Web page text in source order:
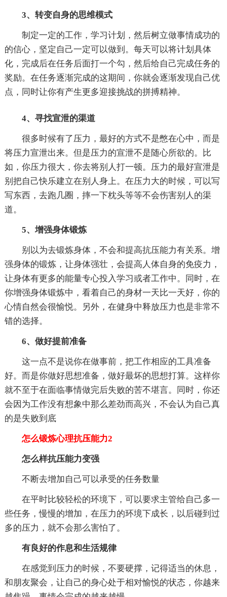
3、转变自身的思维模式
制定一定的工作，学习计划，然后树立做事情成功的
的信心，坚定自己一定可以做到。每天可以将计划具体
化，完成后在任务后面打一个勾，然后给自己完成任务的
奖励。在任务逐渐完成的这期间，你就会逐渐发现自己优
点，同时让你有产生更多迎接挑战的拼搏精神。
4、寻找宣泄的渠道
很多时候有了压力，最好的方式不是憋在心中，而是
将压力宣泄出来。但是压力的宣泄不是随心所欲的。比
如，你压力很大，你去将别人打一顿。压力的最好宣泄是
别把自己快乐建立在别人身上。在压力大的时候，可以写
写东西，去跑几圈，摔一下枕头等等不会伤害别人的渠
道。
5、增强身体锻炼
别以为去锻炼身体，不会和提高抗压能力有关系。增
强身体的锻炼，让身体强壮，会提高人体自身的免疫力，
让身体有更多的能量专心投入学习或者工作中。同时，在
你增强身体锻炼中，看着自己的身材一天比一天好，你的
心情自然会很愉悦。另外，在健身中释放压力也是非常不
错的选择。
6、做好提前准备
这一点不是说你在做事前，把工作相应的工具准备
好。而是你做好思想准备，做好最坏的思想打算。这样你
就不至于在面临事情做完后失败的苦不堪言。同时，你还
会因为工作没有想象中那么差劲而高兴，不会认为自己真
的是失败到底
怎么锻炼心理抗压能力2
怎么样抗压能力变强
不断去增加自己可以承受的任务数量
在平时比较轻松的环境下，可以要求主管给自己多一
些任务，慢慢的增加，在压力的环境下成长，以后碰到过
多的压力，就不会那么害怕了。
有良好的作息和生活规律
在感觉到压力的时候，不要硬撑，记得适当的休息，
和朋友聚会，让自己的身心处于相对愉悦的状态，你越来